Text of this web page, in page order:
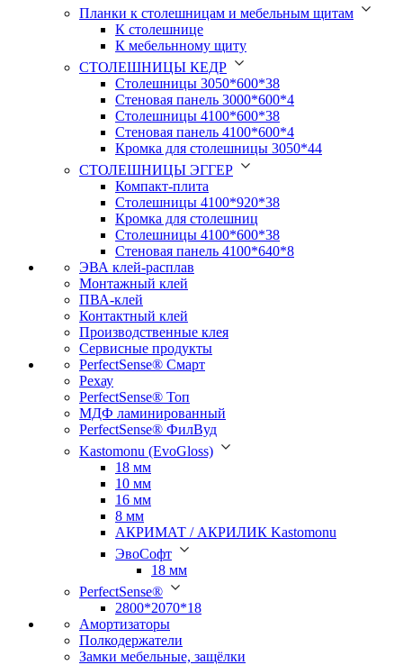
Планки к столешницам и мебельным щитам
К столешнице
К мебельнному щиту
СТОЛЕШНИЦЫ КЕДР
Столешницы 3050*600*38
Стеновая панель 3000*600*4
Столешницы 4100*600*38
Стеновая панель 4100*600*4
Кромка для столешницы 3050*44
СТОЛЕШНИЦЫ ЭГГЕР
Компакт-плита
Столешницы 4100*920*38
Кромка для столешниц
Столешницы 4100*600*38
Стеновая панель 4100*640*8
ЭВА клей-расплав
Монтажный клей
ПВА-клей
Контактный клей
Производственные клея
Сервисные продукты
PerfectSense® Смарт
Рехау
PerfectSense® Топ
МДФ ламинированный
PerfectSense® ФилВуд
Kastomonu (EvoGloss)
18 мм
10 мм
16 мм
8 мм
АКРИМАТ / АКРИЛИК Kastomonu
ЭвоСофт
18 мм
PerfectSense®
2800*2070*18
Амортизаторы
Полкодержатели
Замки мебельные, защёлки